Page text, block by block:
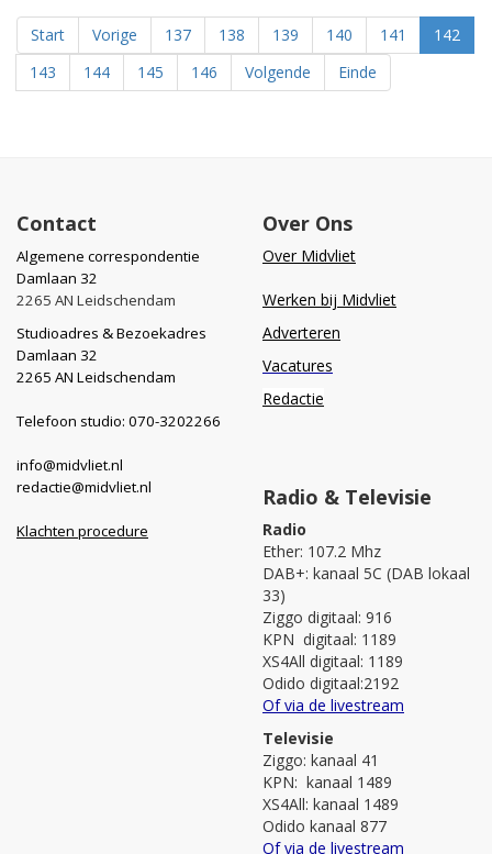
Start Vorige 137 138 139 140 141
142
143
144 145 146 Volgende Einde
Contact
Algemene correspondentie
Damlaan 32
2265 AN Leidschendam
Studioadres & Bezoekadres
Damlaan 32
2265 AN Leidschendam
Telefoon studio: 070-3202266
info@midvliet.nl
redactie@midvliet.nl
Klachten procedure
Over Ons
Over Midvliet
Werken bij Midvliet
Adverteren
Vacatures
Redactie
Radio & Televisie
Radio
Ether: 107.2 Mhz
DAB+: kanaal 5C (DAB lokaal
33)
Ziggo digitaal: 916
KPN digitaal: 1189
XS4All digitaal: 1189
Odido digitaal:2192
Of via de livestream
Televisie
Ziggo: kanaal 41
KPN: kanaal 1489
XS4All: kanaal 1489
Odido kanaal 877
Of via de livestream